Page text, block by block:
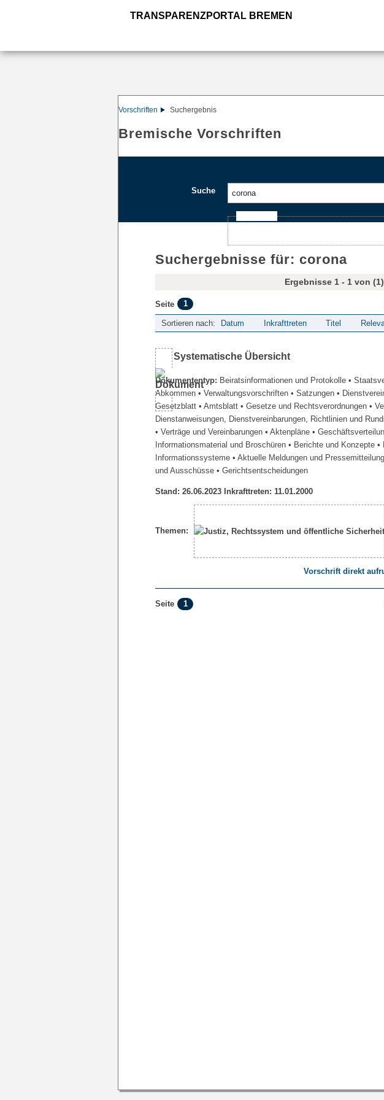
TRANSPARENZPORTAL BREMEN
Vorschriften Suchergebnis
Bremische Vorschriften
Suche
Suchergebnisse für: corona
Ergebnisse 1 - 1 von (1)
Seite 1
Sortieren nach: Datum Inkrafttreten Titel
Systematische Übersicht
Dokumententyp: Beiratsinformationen und Protokolle •
Abkommen • Verwaltungsvorschriften • Satzungen •
Gesetzblatt • Amtsblatt • Gesetze und Rechtsverordnungen •
Dienstanweisungen, Dienstvereinbarungen, Richtlinien und
• Verträge und Vereinbarungen • Aktenpläne •
Informationsmaterial und Broschüren • Berichte und Konzepte •
Informationssysteme • Aktuelle Meldungen und
und Ausschüsse • Gerichtsentscheidungen
Stand: 26.06.2023 Inkrafttreten: 11.01.2000
Themen:
Vorschrift direkt
Seite 1